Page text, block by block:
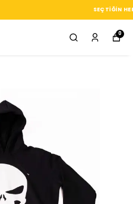
DAIR KÜÇÜK BIR IMZA
0